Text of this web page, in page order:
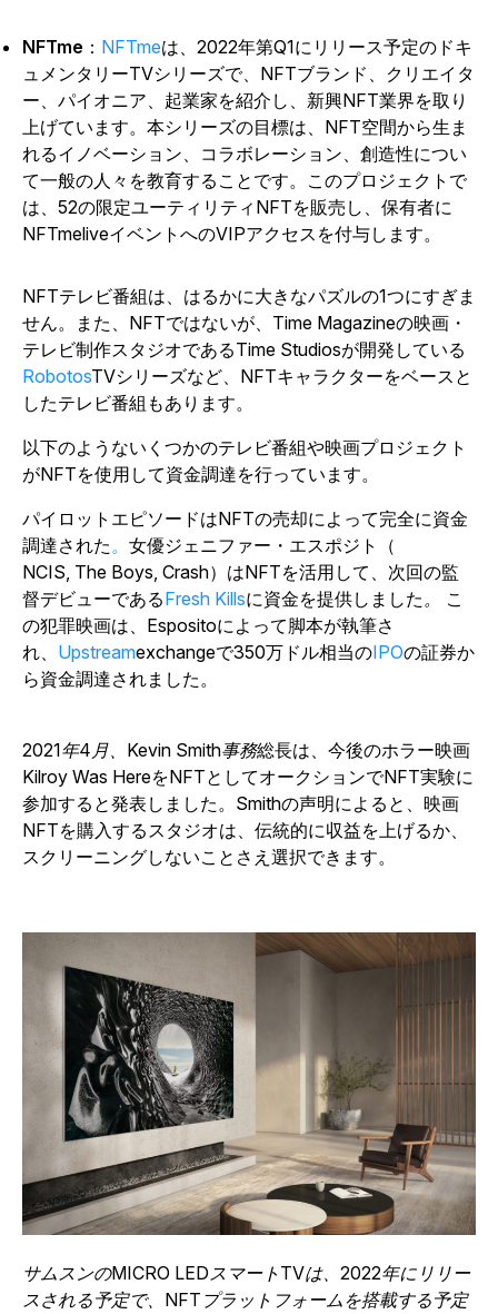
NFTme ： NFTmeは、2022年第Q1にリリース予定のドキ
ュメンタリーTVシリーズで、NFTブランド、クリエイタ
ー、パイオニア、起業家を紹介し、新興NFT業界を取り
上げています。本シリーズの目標は、NFT空間から生ま
れるイノベーション、コラボレーション、創造性につい
て一般の人々を教育することです。このプロジェクトで
は、52の限定ユーティリティNFTを販売し、保有者に
NFTmeliveイベントへのVIPアクセスを付与します。
NFTテレビ番組は、はるかに大きなパズルの1つにすぎま
せん。また、NFTではないが、 Time Magazineの映画・
テレビ制作スタジオであるTime Studiosが開発している
RobotosTVシリーズなど、NFTキャラクターをベースと
したテレビ番組もあります。
以下のようないくつかのテレビ番組や映画プロジェクト
がNFTを使用して資金調達を行っています。
パイロットエピソードはNFTの売却によって完全に資金
調達された。 女優ジェニファー・エスポジト（
NCIS, The Boys, Crash）はNFTを活用して、次回の監
督デビューであるFresh Killsに資金を提供しました。 こ
の犯罪映画は、Espositoによって脚本が執筆さ
れ、 Upstreamexchangeで350万ドル相当のIPOの証券か
ら資金調達されました。
2021年4月、Kevin Smith事務総長は、今後のホラー映画
Kilroy Was HereをNFTとしてオークションでNFT実験に
参加すると発表しました。Smithの声明によると、映画
NFTを購入するスタジオは、伝統的に収益を上げるか、
スクリーニングしないことさえ選択できます。
サムスンのMICRO LEDスマートTVは、2022年にリリー
スされる予定で、NFTプラットフォームを搭載する予定